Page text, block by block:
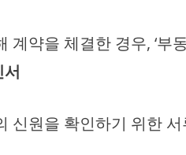
계약을 체결한 경우, ‘부
신원을 확인하기 위한